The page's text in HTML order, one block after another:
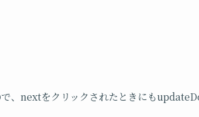
、nextをクリックされたときにも